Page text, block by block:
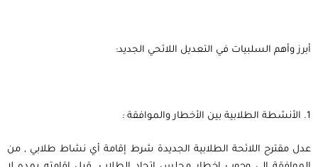
أبرز وأهم السلبيات في التعديل اللائحي الجديد:
عدل مقترح اللائحة الطلابية الجديدة شرط إقامة أي نشاط طلابي , من